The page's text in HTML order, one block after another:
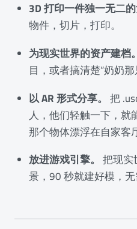
3D 打印一件独一无二的
物件，切片，打印。
为现实世界的资产建档。
目，或者搞清楚“奶奶那
以 AR 形式分享。 把
人，他们轻触一下，就
那个物体漂浮在自家客
放进游戏引擎。 把现实
景，90 秒就建好模，无